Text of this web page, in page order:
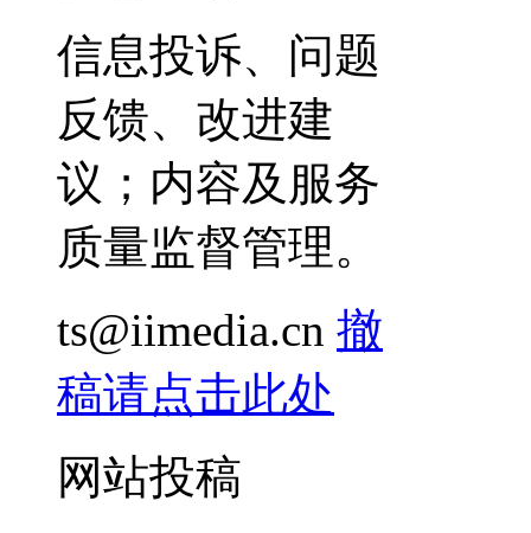
信息投诉、问题
反馈、改进建
议；内容及服务
质量监督管理。
ts@iimedia.cn 撤
稿请点击此处
网站投稿